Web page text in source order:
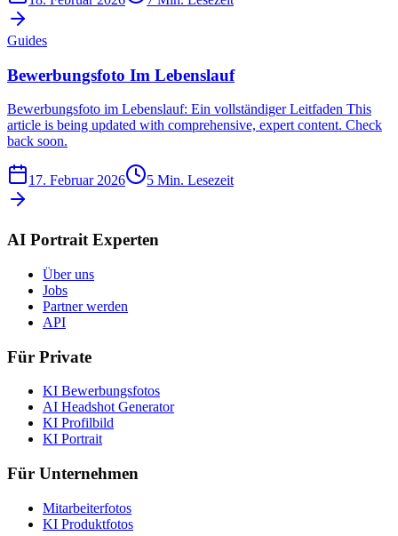
Guides
Bewerbungsfoto Im Lebenslauf
Bewerbungsfoto im Lebenslauf: Ein vollständiger Leitfaden This
article is being updated with comprehensive, expert content. Check
back soon.
17. Februar 2026 5 Min. Lesezeit
AI Portrait Experten
Über uns
Jobs
Partner werden
API
Für Private
KI Bewerbungsfotos
AI Headshot Generator
KI Profilbild
KI Portrait
Für Unternehmen
Mitarbeiterfotos
KI Produktfotos